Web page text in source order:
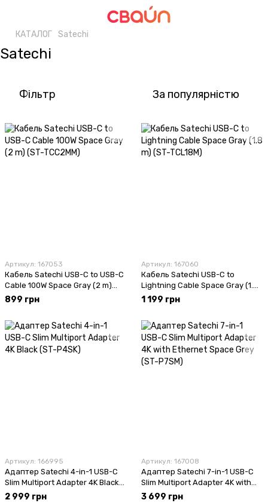
КАТАЛОГ Satechi
Satechi
Фільтр За популярністю
Артикул: 167053
Кабель Satechi USB-C to USB-C
Cable 100W Space Gray (2 m)
(ST-TCC2MM)
899 грн
Артикул: 167060
Кабель Satechi USB-C to
Lightning Cable Space Gray (1.8
m) (ST-TCL18M)
1 199 грн
Артикул: 166995
Адаптер Satechi 4-in-1 USB-C
Slim Multiport Adapter 4K Black
(ST-P4SK)
2 999 грн
Артикул: 167008
Адаптер Satechi 7-in-1 USB-C
Slim Multiport Adapter 4K with
Ethernet Space Grey (ST-P7SM)
3 699 грн